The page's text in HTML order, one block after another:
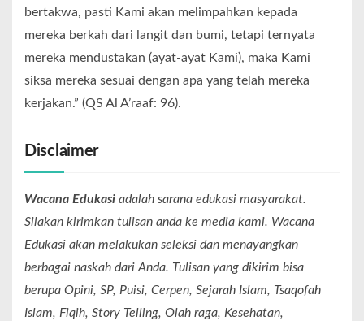
bertakwa, pasti Kami akan melimpahkan kepada
mereka berkah dari langit dan bumi, tetapi ternyata
mereka mendustakan (ayat-ayat Kami), maka Kami
siksa mereka sesuai dengan apa yang telah mereka
kerjakan.” (QS Al A’raaf: 96).
Disclaimer
Wacana Edukasi adalah sarana edukasi masyarakat.
Silakan kirimkan tulisan anda ke media kami. Wacana
Edukasi akan melakukan seleksi dan menayangkan
berbagai naskah dari Anda. Tulisan yang dikirim bisa
berupa Opini, SP, Puisi, Cerpen, Sejarah Islam, Tsaqofah
Islam, Fiqih, Story Telling, Olah raga, Kesehatan,